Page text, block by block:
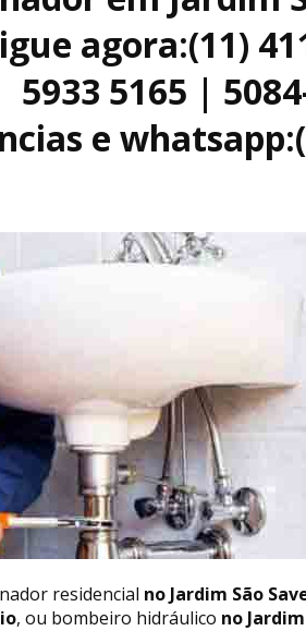
agora:(11)
5933 5165 |
e
residencial no Jardim São
, ou bombeiro hidráulico no